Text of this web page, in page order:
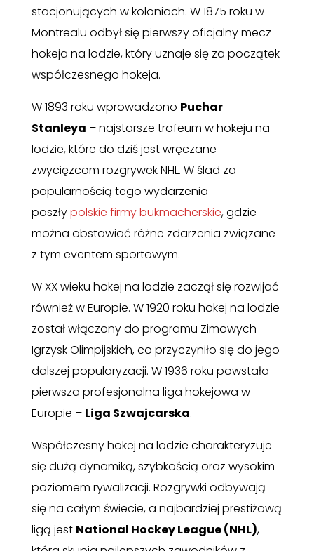
stacjonujących w koloniach. W 1875 roku w
Montrealu odbył się pierwszy oficjalny mecz
hokeja na lodzie, który uznaje się za początek
współczesnego hokeja.
W 1893 roku wprowadzono Puchar
Stanleya – najstarsze trofeum w hokeju na
lodzie, które do dziś jest wręczane
zwycięzcom rozgrywek NHL. W ślad za
popularnością tego wydarzenia
poszłypolskie firmy bukmacherskie, gdzie
można obstawiać różne zdarzenia związane
z tym eventem sportowym.
W XX wieku hokej na lodzie zaczął się rozwijać
również w Europie. W 1920 roku hokej na lodzie
został włączony do programu Zimowych
Igrzysk Olimpijskich, co przyczyniło się do jego
dalszej popularyzacji. W 1936 roku powstała
pierwsza profesjonalna liga hokejowa w
Europie – Liga Szwajcarska.
Współczesny hokej na lodzie charakteryzuje
się dużą dynamiką, szybkością oraz wysokim
poziomem rywalizacji. Rozgrywki odbywają
się na całym świecie, a najbardziej prestiżową
ligą jest National Hockey League (NHL),